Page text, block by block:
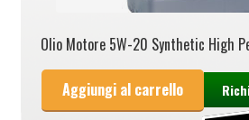
Olio Motore 5W-20 Synthetic High
Aggiungi al carrello